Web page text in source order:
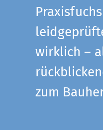
wirklich –
zum